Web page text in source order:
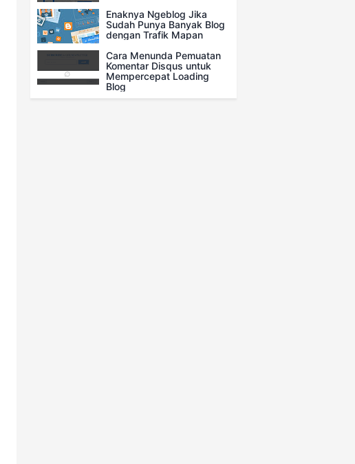
Enaknya Ngeblog Jika
Sudah Punya Banyak Blog
dengan Trafik Mapan
Cara Menunda Pemuatan
Komentar Disqus untuk
Mempercepat Loading
Blog